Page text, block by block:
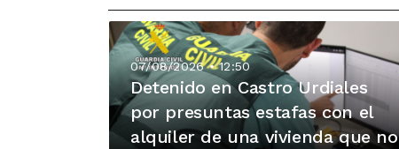
07/08/2026 • 12:50
Detenido en Castro Urdiales
por presuntas estafas con el
alquiler de una vivienda que no